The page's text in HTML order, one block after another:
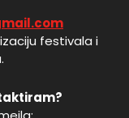
festivala i